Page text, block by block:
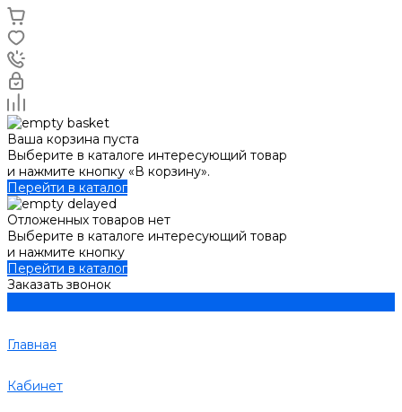
Ваша корзина пуста
Выберите в каталоге интересующий товар
и нажмите кнопку «В корзину».
Перейти в каталог
Отложенных товаров нет
Выберите в каталоге интересующий товар
и нажмите кнопку
Перейти в каталог
Заказать звонок
Главная
Кабинет